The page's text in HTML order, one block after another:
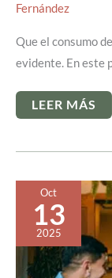
Fernández
Que el consumo
evidente. En este
DEL
CAFÉ
¿POR
QUÉ
MERECE
LA
PENA
INVERTIR
EN
CALIDAD?
LEER MÁS
Oct
13
2025